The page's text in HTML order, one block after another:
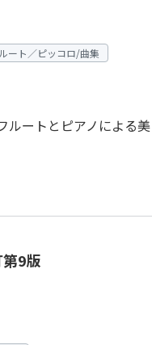
ート／ピッコロ/曲集
ートとピアノによる
9版